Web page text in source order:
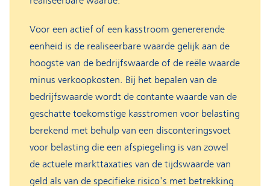
Voor een actief of een kasstroom genererende
eenheid is de realiseerbare waarde gelijk aan de
hoogste van de bedrijfswaarde of de reële waarde
minus verkoopkosten. Bij het bepalen van de
bedrijfswaarde wordt de contante waarde van de
geschatte toekomstige kasstromen voor belasting
berekend met behulp van een disconteringsvoet
voor belasting die een afspiegeling is van zowel
de actuele markttaxaties van de tijdswaarde van
geld als van de specifieke risico's met betrekking